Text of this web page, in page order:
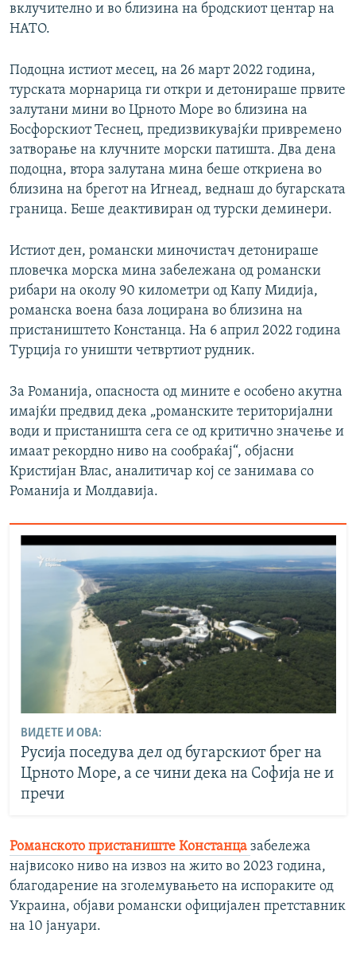
вклучително и во близина на бродскиот центар на
НАТО.
Подоцна истиот месец, на 26 март 2022 година,
турската морнарица ги откри и детонираше првите
залутани мини во Црното Море во близина на
Босфорскиот Теснец, предизвикувајќи привремено
затворање на клучните морски патишта. Два дена
подоцна, втора залутана мина беше откриена во
близина на брегот на Игнеад, веднаш до бугарската
граница. Беше деактивиран од турски деминери.
Истиот ден, романски миночистач детонираше
пловечка морска мина забележана од романски
рибари на околу 90 километри од Капу Мидија,
романска воена база лоцирана во близина на
пристаништето Констанца. На 6 април 2022 година
Турција го уништи четвртиот рудник.
За Романија, опасноста од мините е особено акутна
имајќи предвид дека „романските територијални
води и пристаништа сега се од критично значење и
имаат рекордно ниво на сообраќај“, објасни
Кристијан Влас, аналитичар кој се занимава со
Романија и Молдавија.
ВИДЕТЕ И ОВА:
Русија поседува дел од бугарскиот брег на
Црното Море, а се чини дека на Софија не и
пречи
Романското пристаниште Констанца забележа
највисоко ниво на извоз на жито во 2023 година,
благодарение на зголемувањето на испораките од
Украина, објави романски официјален претставник
на 10 јануари.